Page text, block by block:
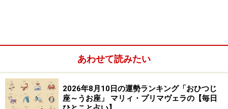
Amazonで占い関連の商品をチェック！
楽天市場で占い関連の商品をチェック！
あわせて読みたい
2026年8月10日の運勢ランキング「おひつじ
座～うお座」 マリィ・プリマヴェラの【毎日